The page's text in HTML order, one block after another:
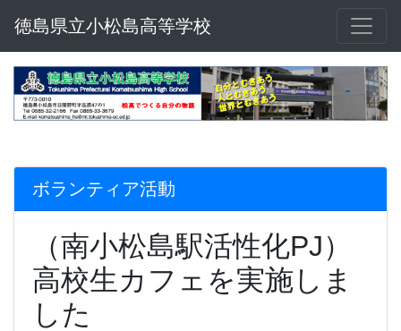
徳島県立小松島高等学校
ボランティア活動
（南小松島駅活性化PJ）
高校生カフェを実施しま
した